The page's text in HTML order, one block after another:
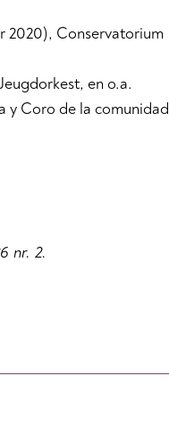
2020), Conservatorium
en o.a.
y Coro de la comunidad
nr. 2.